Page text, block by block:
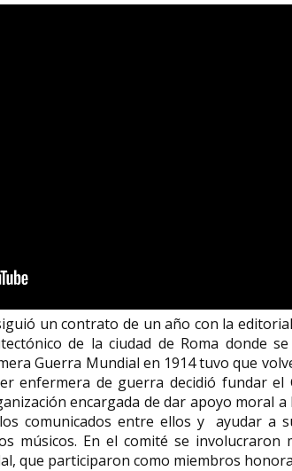
un contrato de un año con la
de la ciudad de Roma donde
Guerra Mundial en 1914 tuvo que
enfermera de guerra decidió fundar el
encargada de dar apoyo moral
comunicados entre ellos y ayudar a
músicos. En el comité se involucraron
que participaron como miembros